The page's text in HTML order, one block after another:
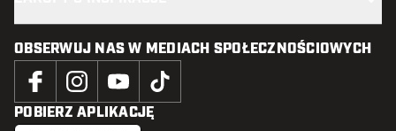
OBSERWUJ NAS W MEDIACH SPOŁECZNOŚCIOWYCH
POBIERZ APLIKACJĘ